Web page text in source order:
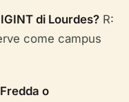
di Lourdes? R:
come campus
o